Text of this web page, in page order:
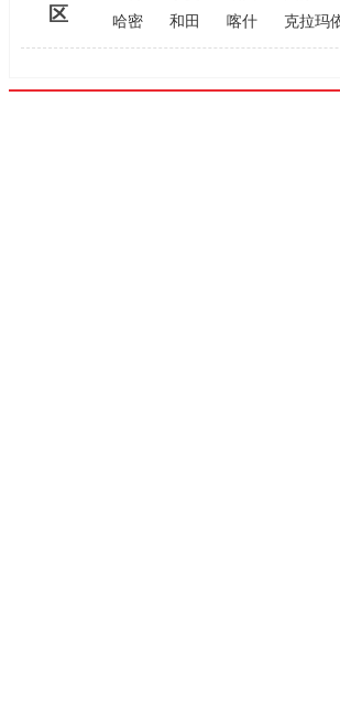
区
哈密
和田 喀什 克拉玛